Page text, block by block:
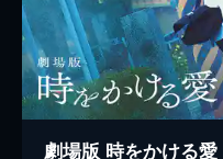
劇場版 時をかける愛